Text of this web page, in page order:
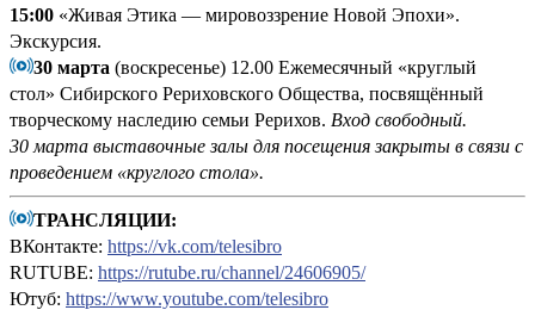
15:00 «Живая Этика — мировоззрение Новой Эпохи».
Экскурсия.
30 марта (воскресенье) 12.00 Ежемесячный «круглый
стол» Сибирского Рериховского Общества, посвящённый
творческому наследию семьи Рерихов. Вход свободный.
30 марта выставочные залы для посещения закрыты в связи с
проведением «круглого стола».
ТРАНСЛЯЦИИ:
ВКонтакте: https://vk.com/telesibro
RUTUBE: https://rutube.ru/channel/24606905/
Ютуб: https://www.youtube.com/telesibro